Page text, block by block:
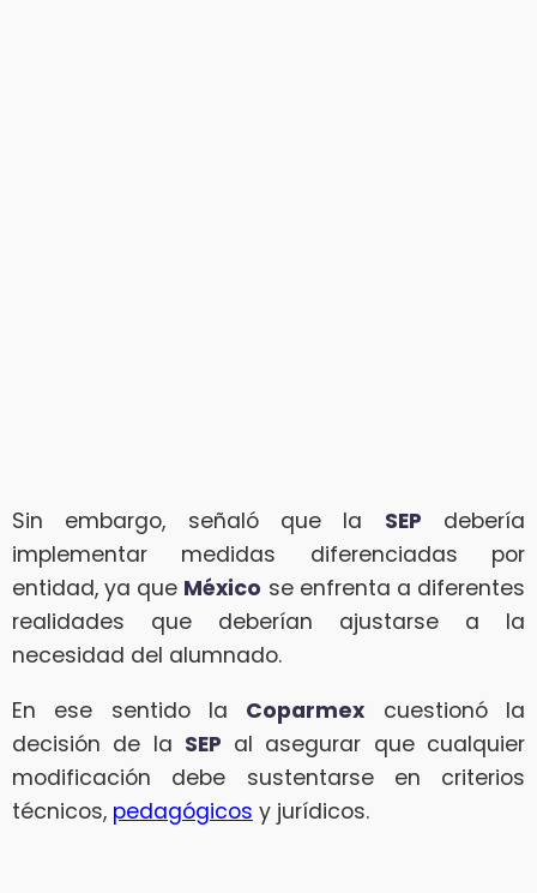
Sin embargo, señaló que la SEP debería
implementar medidas diferenciadas por
entidad, ya que México se enfrenta a diferentes
realidades que deberían ajustarse a la
necesidad del alumnado.
En ese sentido la Coparmex cuestionó la
decisión de la SEP al asegurar que cualquier
modificación debe sustentarse en criterios
técnicos, pedagógicos y jurídicos.